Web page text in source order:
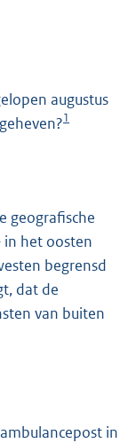
augustus
1
geografische
in het oosten
begrensd
dat de
van buiten
in